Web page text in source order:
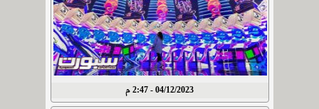
04/12/2023 - 2:47 م